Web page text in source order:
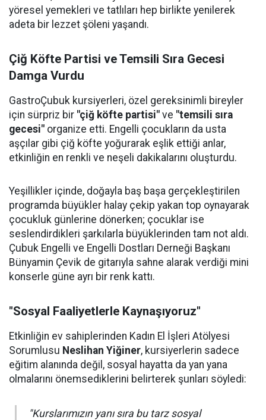
yöresel yemekleri ve tatlıları hep birlikte yenilerek
adeta bir lezzet şöleni yaşandı.
Çiğ Köfte Partisi ve Temsili Sıra Gecesi
Damga Vurdu
GastroÇubuk kursiyerleri, özel gereksinimli bireyler
için sürpriz bir "çiğ köfte partisi" ve "temsili sıra
gecesi" organize etti. Engelli çocukların da usta
aşçılar gibi çiğ köfte yoğurarak eşlik ettiği anlar,
etkinliğin en renkli ve neşeli dakikalarını oluşturdu.
Yeşillikler içinde, doğayla baş başa gerçekleştirilen
programda büyükler halay çekip yakan top oynayarak
çocukluk günlerine dönerken; çocuklar ise
seslendirdikleri şarkılarla büyüklerinden tam not aldı.
Çubuk Engelli ve Engelli Dostları Derneği Başkanı
Bünyamin Çevik de gitarıyla sahne alarak verdiği mini
konserle güne ayrı bir renk kattı.
"Sosyal Faaliyetlerle Kaynaşıyoruz"
Etkinliğin ev sahiplerinden Kadın El İşleri Atölyesi
Sorumlusu Neslihan Yiğiner, kursiyerlerin sadece
eğitim alanında değil, sosyal hayatta da yan yana
olmalarını önemsediklerini belirterek şunları söyledi:
"Kurslarımızın yanı sıra bu tarz sosyal